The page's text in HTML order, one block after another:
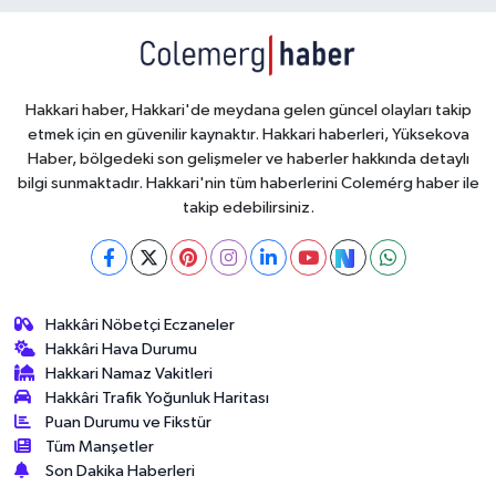
Hakkari haber, Hakkari'de meydana gelen güncel olayları takip
etmek için en güvenilir kaynaktır. Hakkari haberleri, Yüksekova
Haber, bölgedeki son gelişmeler ve haberler hakkında detaylı
bilgi sunmaktadır. Hakkari'nin tüm haberlerini Colemérg haber ile
takip edebilirsiniz.
Hakkâri Nöbetçi Eczaneler
Hakkâri Hava Durumu
Hakkari Namaz Vakitleri
Hakkâri Trafik Yoğunluk Haritası
Puan Durumu ve Fikstür
Tüm Manşetler
Son Dakika Haberleri